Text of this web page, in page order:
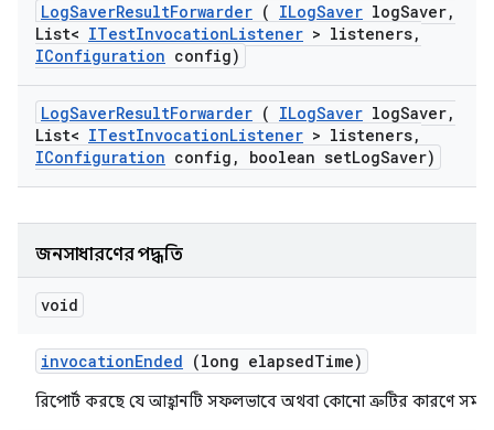
LogSaverResultForwarder ( ILogSaver logSaver,
List< ITestInvocationListener > listeners,
IConfiguration config)
LogSaverResultForwarder ( ILogSaver logSaver,
List< ITestInvocationListener > listeners,
IConfiguration config , boolean setLogSaver)
জনসাধারণের পদ্ধতি
void
invocationEnded (long elapsedTime)
রিপোর্ট করছে যে আহ্বানটি সফলভাবে অথবা কোনো ত্রুটির কারণে